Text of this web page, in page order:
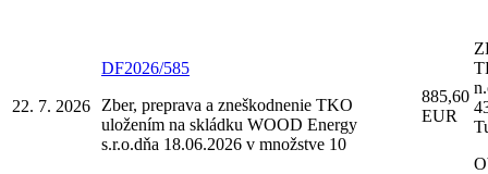
22. 7. 2026
DF2026/585
Zber, preprava a zneškodnenie TKO
uložením na skládku WOOD Energy
s.r.o.dňa 18.06.2026 v množstve 10
885,60
EUR